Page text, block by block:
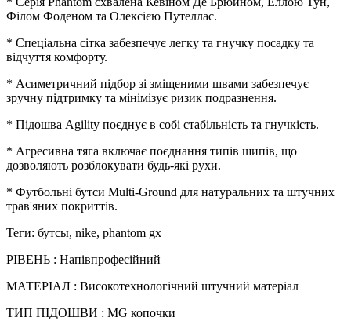
Філом Фоденом та Олексією Путеллас.
* Спеціальна сітка забезпечує легку та гнучку посадку та
відчуття комфорту.
* Асиметричний підбор зі зміщеними швами забезпечує
зручну підтримку та мінімізує ризик подразнення.
* Підошва Agility поєднує в собі стабільність та гнучкість.
* Агресивна тяга включає поєднання типів шипів, що
дозволяють розблокувати будь-які рухи.
* Футбольні бутси Multi-Ground для натуральних та штучних
трав'яних покриттів.
Теги: бутсы, nike, phantom gx
РІВЕНЬ : Напівпрофесійний
МАТЕРІАЛ : Високотехнологічний штучний матеріал
ТИП ПІДОШВИ : MG копочки